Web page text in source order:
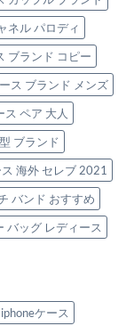
ネル パロディ
ブランド コピー
ス ブランド メンズ
ス ペア 大人
ブランド
海外 セレブ 2021
バンド おすすめ
バッグ レディース
ケース